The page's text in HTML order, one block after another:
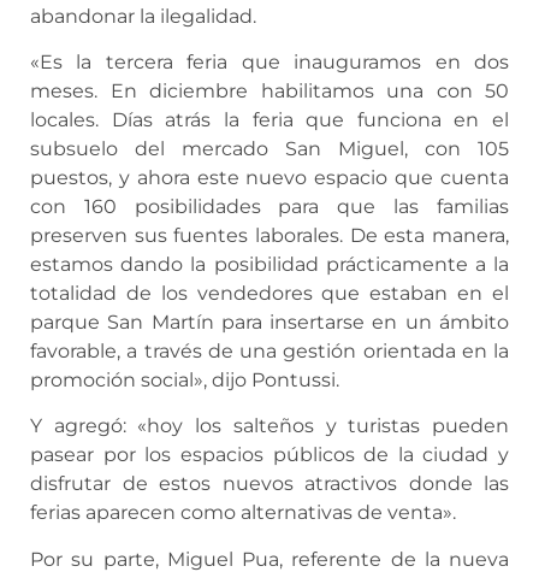
abandonar la ilegalidad.
«Es la tercera feria que inauguramos en dos
meses. En diciembre habilitamos una con 50
locales. Días atrás la feria que funciona en el
subsuelo del mercado San Miguel, con 105
puestos, y ahora este nuevo espacio que cuenta
con 160 posibilidades para que las familias
preserven sus fuentes laborales. De esta manera,
estamos dando la posibilidad prácticamente a la
totalidad de los vendedores que estaban en el
parque San Martín para insertarse en un ámbito
favorable, a través de una gestión orientada en la
promoción social», dijo Pontussi.
Y agregó: «hoy los salteños y turistas pueden
pasear por los espacios públicos de la ciudad y
disfrutar de estos nuevos atractivos donde las
ferias aparecen como alternativas de venta».
Por su parte, Miguel Pua, referente de la nueva